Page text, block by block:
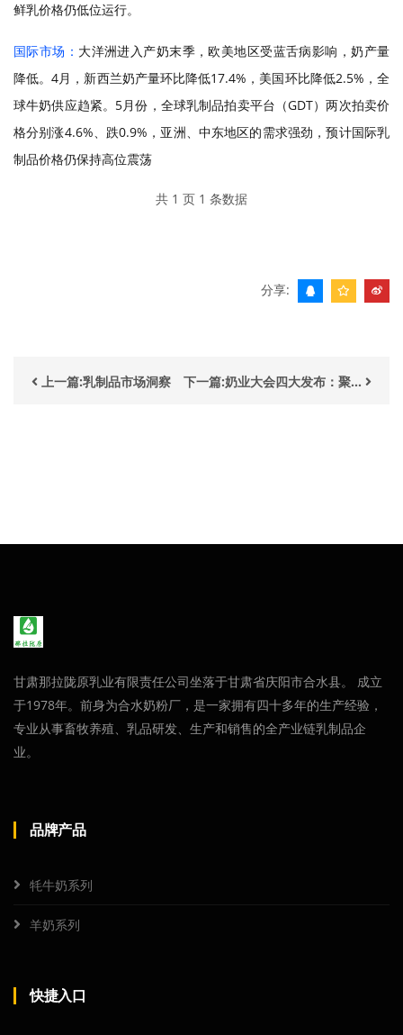
鲜乳价格仍低位运行。
国际市场： 大洋洲进入产奶末季，欧美地区受蓝舌病影响，奶产量
降低。4月，新西兰奶产量环比降低17.4%，美国环比降低2.5%，全
球牛奶供应趋紧。5月份，全球乳制品拍卖平台（GDT）两次拍卖价
格分别涨4.6%、跌0.9%，亚洲、中东地区的需求强劲，预计国际乳
制品价格仍保持高位震荡
共 1 页 1 条数据
分享:
上一篇:乳制品市场洞察 下一篇:奶业大会四大发布：聚...
甘肃那拉陇原乳业有限责任公司坐落于甘肃省庆阳市合水县。 成立
于1978年。前身为合水奶粉厂，是一家拥有四十多年的生产经验，
专业从事畜牧养殖、乳品研发、生产和销售的全产业链乳制品企
业。
品牌产品
牦牛奶系列
羊奶系列
快捷入口